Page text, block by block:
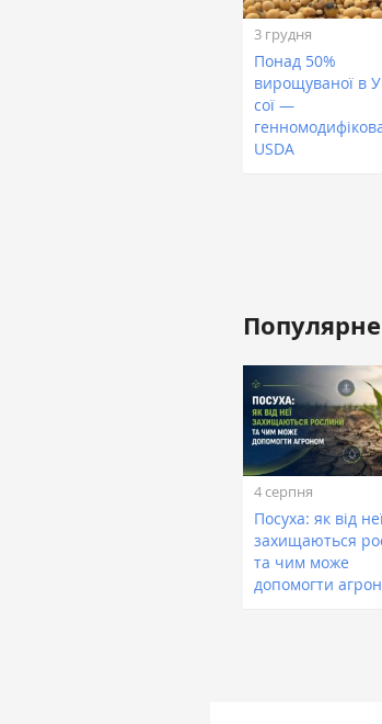
3 грудня
Понад 50%
вирощуваної в
сої —
USDA
Популярне
4 серпня
Посуха: як від
захищаються
та чим може
допомогти